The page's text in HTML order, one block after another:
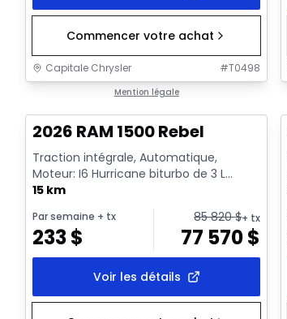
Commencer votre achat
Capitale Chrysler #T0498
Mention légale
2026 RAM 1500 Rebel
Traction intégrale, Automatique,
Moteur: I6 Hurricane biturbo de 3 L
rendement standard avec arrêt a...
15 km
Par semaine + tx
233$
85 820$+ tx
77 570$
Voir les détails